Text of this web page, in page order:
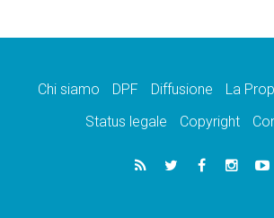
Chi siamo DPF Diffusione La
Status legale
Copyright